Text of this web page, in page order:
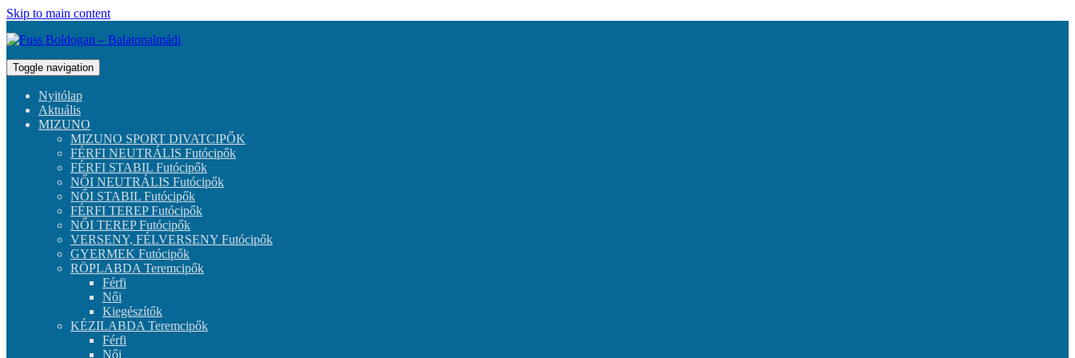
Skip to main content
Toggle navigation
Nyitólap
Aktuális
MIZUNO
MIZUNO SPORT DIVATCIPŐK
FÉRFI NEUTRÁLIS Futócipők
FÉRFI STABIL Futócipők
NŐI NEUTRÁLIS Futócipők
NŐI STABIL Futócipők
FÉRFI TEREP Futócipők
NŐI TEREP Futócipők
VERSENY, FÉLVERSENY Futócipők
GYERMEK Futócipők
RÖPLABDA Teremcipők
Férfi
Női
Kiegészítők
KÉZILABDA Teremcipők
Férfi
Női